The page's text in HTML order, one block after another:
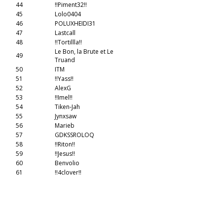
44
!!Piment32!!
45
Lolo0404
46
POLUXHEIDI31
47
Lastcall
48
!!Tortillla!!
49
Le Bon, la Brute et Le
Truand
50
ITM
51
!!Yass!!
52
AlexG
53
!!Imel!!
54
Tiken-Jah
55
Jynxsaw
56
Marieb
57
GDKSSROLOQ
58
!!Riton!!
59
!!Jesus!!
60
Benvolio
61
!!4clover!!